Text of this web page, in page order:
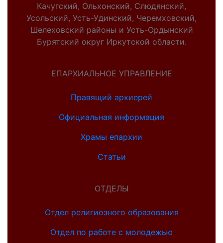
Качугский, Ольхонский, Слюдянский,
Усольский, Усть-Удинский, Черемховский,
Шелеховский районы и Усть-Ордынский
Бурятский округ Иркутской области.
ЕПАРХИАЛЬНОЕ УПРАВЛЕНИЕ
Правящий архиерей
Официальная информация
Храмы епархии
Статьи
ОТДЕЛЫ
Отдел религиозного образования
Отдел по работе с молодежью